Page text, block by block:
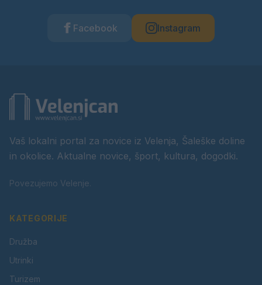
Facebook Instagram
Vaš lokalni portal za novice iz Velenja, Šaleške doline
in okolice. Aktualne novice, šport, kultura, dogodki.
Povezujemo Velenje.
KATEGORIJE
Družba
Utrinki
Turizem